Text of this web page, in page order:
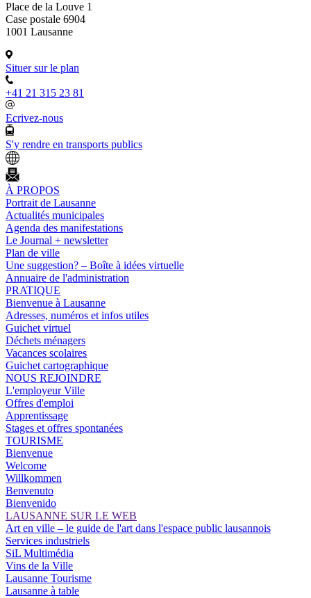
Place de la Louve 1
Case postale 6904
1001 Lausanne
Situer sur le plan
+41 21 315 23 81
Ecrivez-nous
S'y rendre en transports publics
À PROPOS
Portrait de Lausanne
Actualités municipales
Agenda des manifestations
Le Journal + newsletter
Plan de ville
Une suggestion? – Boîte à idées virtuelle
Annuaire de l'administration
PRATIQUE
Bienvenue à Lausanne
Adresses, numéros et infos utiles
Guichet virtuel
Déchets ménagers
Vacances scolaires
Guichet cartographique
NOUS REJOINDRE
L'employeur Ville
Offres d'emploi
Apprentissage
Stages et offres spontanées
TOURISME
Bienvenue
Welcome
Willkommen
Benvenuto
Bienvenido
LAUSANNE SUR LE WEB
Art en ville – le guide de l'art dans l'espace public lausannois
Services industriels
SiL Multimédia
Vins de la Ville
Lausanne Tourisme
Lausanne à table